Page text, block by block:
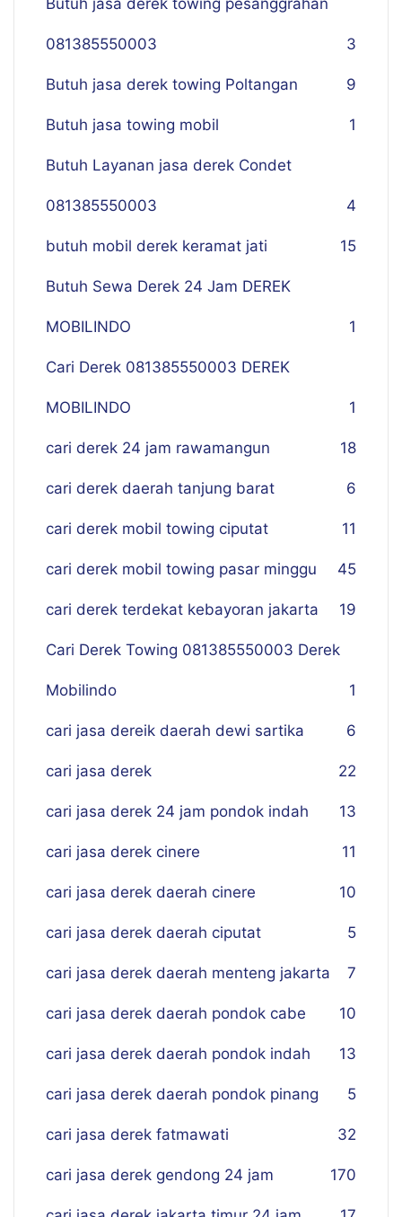
Butuh jasa derek towing pesanggrahan
081385550003 3
Butuh jasa derek towing Poltangan 9
Butuh jasa towing mobil 1
Butuh Layanan jasa derek Condet
081385550003 4
butuh mobil derek keramat jati 15
Butuh Sewa Derek 24 Jam DEREK
MOBILINDO 1
Cari Derek 081385550003 DEREK
MOBILINDO 1
cari derek 24 jam rawamangun 18
cari derek daerah tanjung barat 6
cari derek mobil towing ciputat 11
cari derek mobil towing pasar minggu 45
cari derek terdekat kebayoran jakarta 19
Cari Derek Towing 081385550003 Derek
Mobilindo 1
cari jasa dereik daerah dewi sartika 6
cari jasa derek 22
cari jasa derek 24 jam pondok indah 13
cari jasa derek cinere 11
cari jasa derek daerah cinere 10
cari jasa derek daerah ciputat 5
cari jasa derek daerah menteng jakarta 7
cari jasa derek daerah pondok cabe 10
cari jasa derek daerah pondok indah 13
cari jasa derek daerah pondok pinang 5
cari jasa derek fatmawati 32
cari jasa derek gendong 24 jam 170